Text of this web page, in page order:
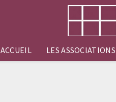
ACCUEIL LES ASSOCIATIONS